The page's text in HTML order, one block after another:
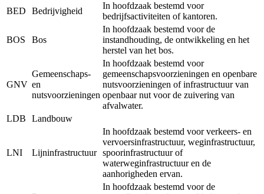
BED
Bedrijvigheid
In hoofdzaak bestemd voor
bedrijfsactiviteiten of kantoren.
BOS Bos
In hoofdzaak bestemd voor de
instandhouding, de ontwikkeling en het
herstel van het bos.
GNV
Gemeenschaps-
en
nutsvoorzieningen
In hoofdzaak bestemd voor
gemeenschapsvoorzieningen en openbare
nutsvoorzieningen of infrastructuur van
openbaar nut voor de zuivering van
afvalwater.
LDB
Landbouw
LNI Lijninfrastructuur
In hoofdzaak bestemd voor verkeers- en
vervoersinfrastructuur, weginfrastructuur,
spoorinfrastructuur of
waterweginfrastructuur en de
aanhorigheden ervan.
In hoofdzaak bestemd voor de